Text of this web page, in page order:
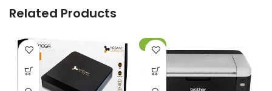
Related Products
-20%